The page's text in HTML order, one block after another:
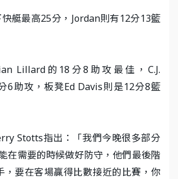
艇最高25分，Jordan則有12分13籃
Lillard的18分8助攻最佳，C.J.
6助攻，板凳Ed Davis則是12分8籃
Stotts指出：「我們今晚很多部分
在需要的時候做好防守，他們最後階
，要在客場贏得比數接近的比賽，你